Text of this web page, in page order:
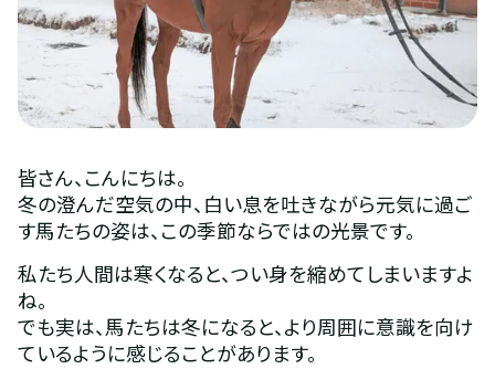
皆さん、こんにちは。
冬の澄んだ空気の中、白い息を吐きながら元気に過ご
す馬たちの姿は、この季節ならではの光景です。
私たち人間は寒くなると、つい身を縮めてしまいますよ
ね。
でも実は、馬たちは冬になると、より周囲に意識を向け
ているように感じることがあります。